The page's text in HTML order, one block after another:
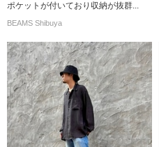
ポケットが付いており収納が抜群...
BEAMS Shibuya